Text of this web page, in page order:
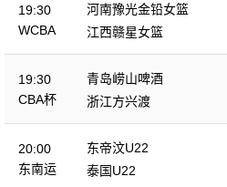
19:30
WCBA
河南豫光金铅女篮
江西赣星女篮
19:30
CBA杯
青岛崂山啤酒
浙江方兴渡
20:00
东南运
东帝汶U22
泰国U22